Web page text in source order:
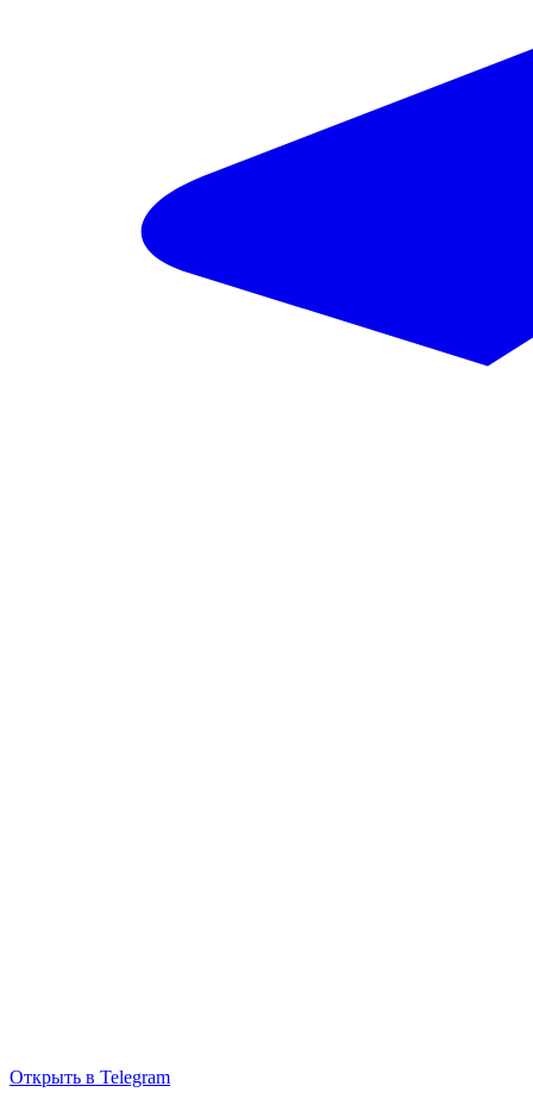
Открыть в Telegram